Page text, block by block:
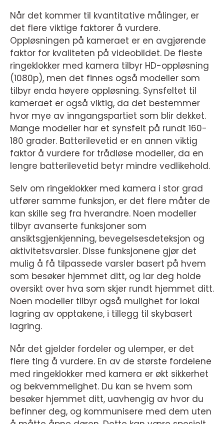
Når det kommer til kvantitative målinger, er
det flere viktige faktorer å vurdere.
Oppløsningen på kameraet er en avgjørende
faktor for kvaliteten på videobildet. De fleste
ringeklokker med kamera tilbyr HD-oppløsning
(1080p), men det finnes også modeller som
tilbyr enda høyere oppløsning. Synsfeltet til
kameraet er også viktig, da det bestemmer
hvor mye av inngangspartiet som blir dekket.
Mange modeller har et synsfelt på rundt 160-
180 grader. Batterilevetid er en annen viktig
faktor å vurdere for trådløse modeller, da en
lengre batterilevetid betyr mindre vedlikehold.
Selv om ringeklokker med kamera i stor grad
utfører samme funksjon, er det flere måter de
kan skille seg fra hverandre. Noen modeller
tilbyr avanserte funksjoner som
ansiktsgjenkjenning, bevegelsesdeteksjon og
aktivitetsvarsler. Disse funksjonene gjør det
mulig å få tilpassede varsler basert på hvem
som besøker hjemmet ditt, og lar deg holde
oversikt over hva som skjer rundt hjemmet ditt.
Noen modeller tilbyr også mulighet for lokal
lagring av opptakene, i tillegg til skybasert
lagring.
Når det gjelder fordeler og ulemper, er det
flere ting å vurdere. En av de største fordelene
med ringeklokker med kamera er økt sikkerhet
og bekvemmelighet. Du kan se hvem som
besøker hjemmet ditt, uavhengig av hvor du
befinner deg, og kommunisere med dem uten